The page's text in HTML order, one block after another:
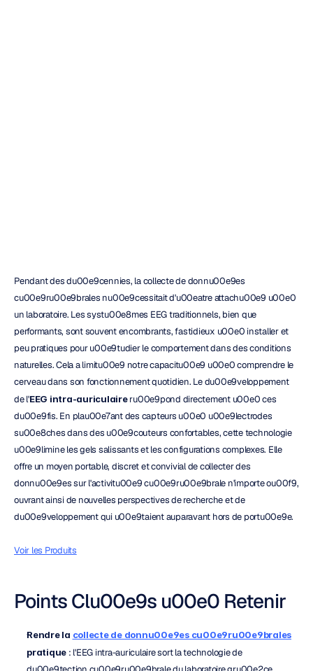
Pendant des du00e9cennies, la collecte de donnu00e9es
cu00e9ru00e9brales nu00e9cessitait d'u00eatre attachu00e9 u00e0
un laboratoire. Les systu00e8mes EEG traditionnels, bien que
performants, sont souvent encombrants, fastidieux u00e0 installer et
peu pratiques pour u00e9tudier le comportement dans des conditions
naturelles. Cela a limitu00e9 notre capacitu00e9 u00e0 comprendre le
cerveau dans son fonctionnement quotidien. Le du00e9veloppement
de l'EEG intra-auriculaire ru00e9pond directement u00e0 ces
du00e9fis. En plau00e7ant des capteurs u00e0 u00e9lectrodes
su00e8ches dans des u00e9couteurs confortables, cette technologie
u00e9limine les gels salissants et les configurations complexes. Elle
offre un moyen portable, discret et convivial de collecter des
donnu00e9es sur l'activitu00e9 cu00e9ru00e9brale n'importe ou00f9,
ouvrant ainsi de nouvelles perspectives de recherche et de
du00e9veloppement qui u00e9taient auparavant hors de portu00e9e.
Voir les Produits
Points Clu00e9s u00e0 Retenir
Rendre la collecte de donnu00e9es cu00e9ru00e9brales
pratique : l'EEG intra-auriculaire sort la technologie de